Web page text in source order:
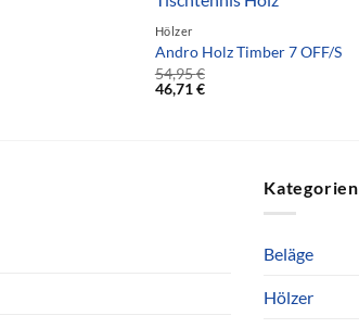
Hölzer
Andro Holz Timber 7 OFF/S
54,95€
46,71€
Kategorien
Beläge
Hölzer